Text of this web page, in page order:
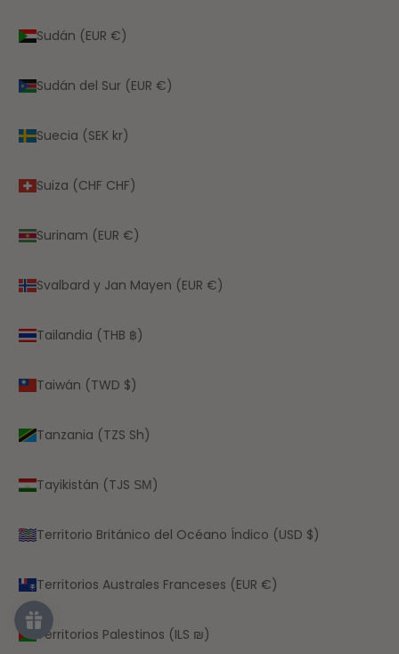
Sudán (EUR €)
Sudán del Sur (EUR €)
Suecia (SEK kr)
Suiza (CHF CHF)
Surinam (EUR €)
Svalbard y Jan Mayen (EUR €)
Tailandia (THB ฿)
Taiwán (TWD $)
Tanzania (TZS Sh)
Tayikistán (TJS ЅМ)
Territorio Británico del Océano Índico (USD $)
Territorios Australes Franceses (EUR €)
Territorios Palestinos (ILS ₪)